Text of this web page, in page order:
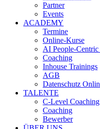
Partner
Events
ACADEMY
Termine
Online-Kurse
AI People-
Coaching
Inhouse Trainings
AGB
Datenschutz
TALENTE
C-Level Coaching
Coaching
Bewerber